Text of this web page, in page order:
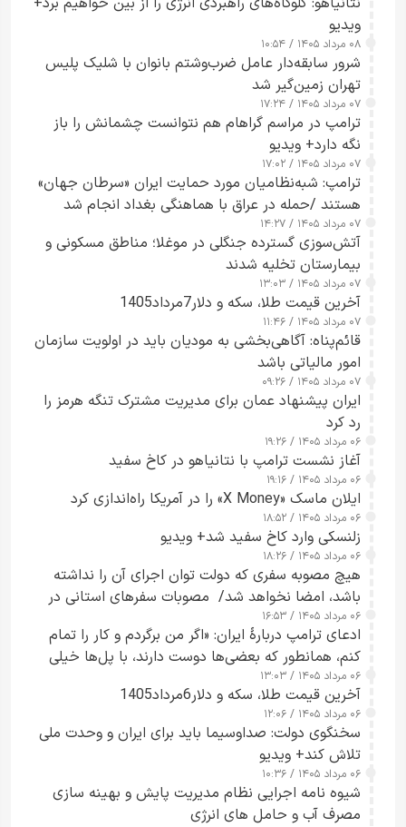
ویدیو
۰۸ مرداد ۱۴۰۵ / ۱۰:۵۴
شرور سابقه‌دار عامل ضرب‌وشتم بانوان با شلیک پلیس
تهران زمین‌گیر شد
۰۷ مرداد ۱۴۰۵ / ۱۷:۲۴
ترامپ در مراسم گراهام هم نتوانست چشمانش را باز
نگه دارد+ ویدیو
۰۷ مرداد ۱۴۰۵ / ۱۷:۰۲
ترامپ: شبه‌نظامیان مورد حمایت ایران «سرطان جهان»
هستند /حمله در عراق با هماهنگی بغداد انجام شد
۰۷ مرداد ۱۴۰۵ / ۱۴:۲۷
آتش‌سوزی گسترده جنگلی در موغلا؛ مناطق مسکونی و
بیمارستان تخلیه شدند
۰۷ مرداد ۱۴۰۵ / ۱۳:۰۳
آخرین قیمت طلا، سکه و دلار7مرداد1405
۰۷ مرداد ۱۴۰۵ / ۱۱:۴۶
قائم‌پناه: آگاهی‌بخشی به مودیان باید در اولویت سازمان
امور مالیاتی باشد
۰۷ مرداد ۱۴۰۵ / ۰۹:۲۶
ایران پیشنهاد عمان برای مدیریت مشترک تنگه هرمز را
رد کرد
۰۶ مرداد ۱۴۰۵ / ۱۹:۲۶
آغاز نشست ترامپ با نتانیاهو در کاخ سفید
۰۶ مرداد ۱۴۰۵ / ۱۹:۱۶
ایلان ماسک «X Money» را در آمریکا راه‌اندازی کرد
۰۶ مرداد ۱۴۰۵ / ۱۸:۵۲
زلنسکی وارد کاخ سفید شد+ ویدیو
۰۶ مرداد ۱۴۰۵ / ۱۸:۲۶
هیچ مصوبه سفری که دولت توان اجرای آن را نداشته
باشد، امضا نخواهد شد/ مصوبات سفرهای استانی در
چارچوب قانون بودجه است+ عکس
۰۶ مرداد ۱۴۰۵ / ۱۶:۵۳
ادعای ترامپ دربارهٔ ایران: «اگر من برگردم و کار را تمام
کنم، همانطور که بعضی‌ها دوست دارند، با پل‌ها خیلی
راحت می‌توانم بیشتر پل‌هایشان را در کمتر از یک
ساعت از بین ببرم+ ویدیو
۰۶ مرداد ۱۴۰۵ / ۱۳:۰۳
آخرین قیمت طلا، سکه و دلار6مرداد1405
۰۶ مرداد ۱۴۰۵ / ۱۲:۰۶
سخنگوی دولت: صداوسیما باید برای ایران و وحدت ملی
تلاش کند+ ویدیو
۰۶ مرداد ۱۴۰۵ / ۱۰:۳۶
شیوه نامه اجرایی نظام مدیریت پایش و بهینه سازی
مصرف آب و حامل های انرژی